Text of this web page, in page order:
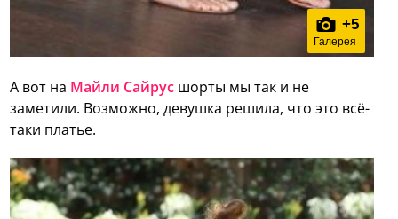
+5
Галерея
А вот на Майли Сайрус шорты мы так и не
заметили. Возможно, девушка решила, что это всё-
таки платье.